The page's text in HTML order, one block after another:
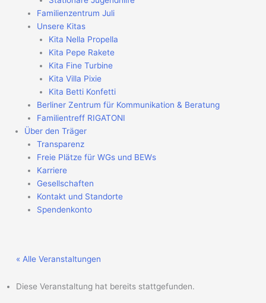
Familienzentrum Juli
Unsere Kitas
Kita Nella Propella
Kita Pepe Rakete
Kita Fine Turbine
Kita Villa Pixie
Kita Betti Konfetti
Berliner Zentrum für Kommunikation & Beratung
Familientreff RIGATONI
Über den Träger
Transparenz
Freie Plätze für WGs und BEWs
Karriere
Gesellschaften
Kontakt und Standorte
Spendenkonto
« Alle Veranstaltungen
Diese Veranstaltung hat bereits stattgefunden.